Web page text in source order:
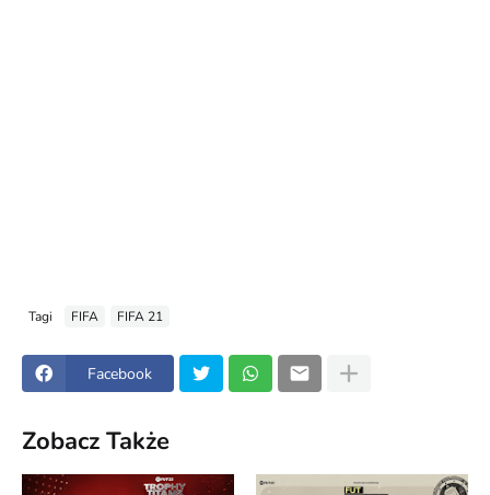
Tagi FIFA FIFA 21
Facebook
Zobacz Także